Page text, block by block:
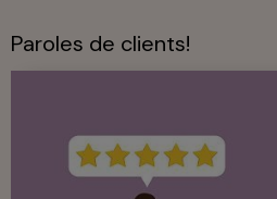
Paroles de clients!